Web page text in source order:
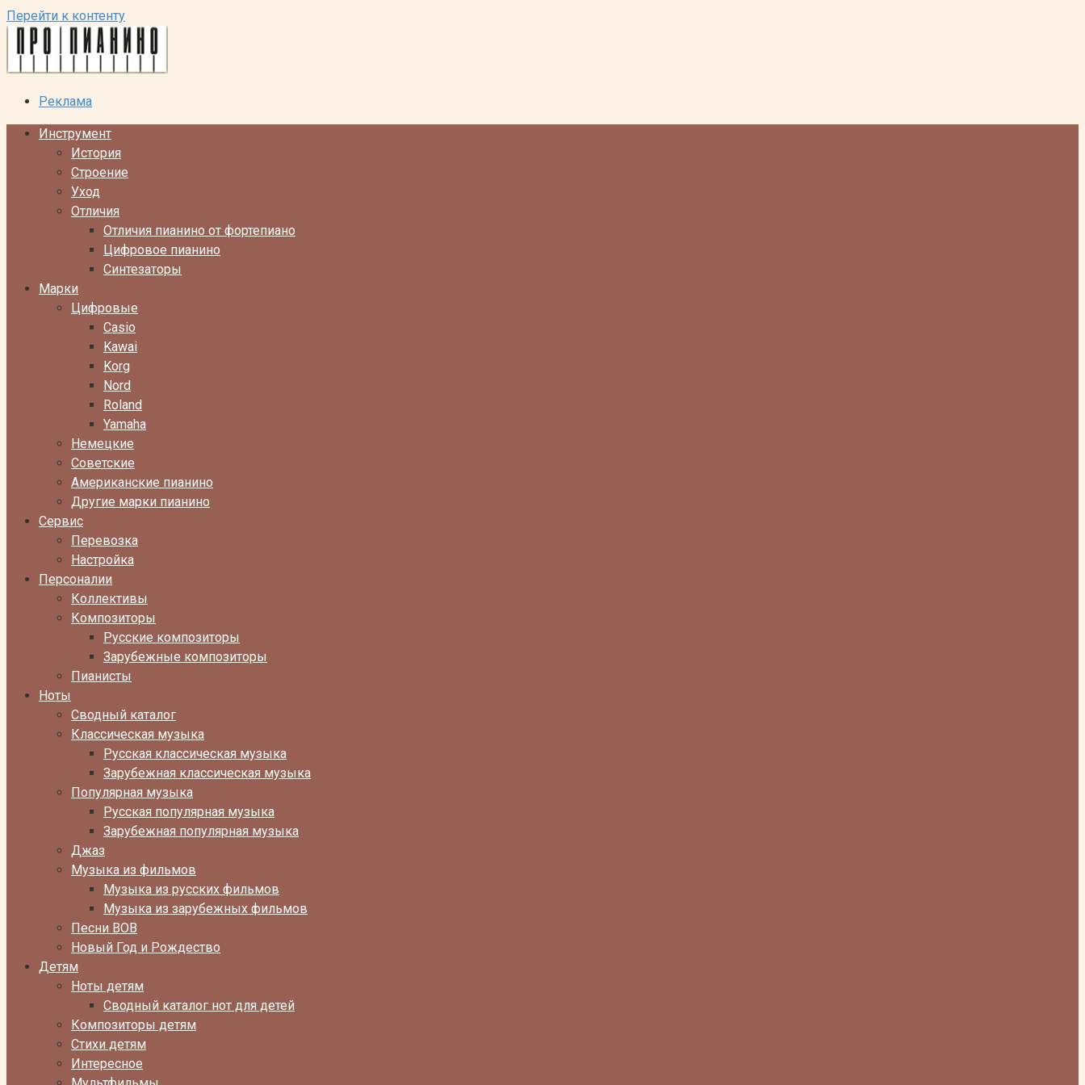
Перейти к контенту
Реклама
Инструмент
История
Строение
Уход
Отличия
Отличия пианино от фортепиано
Цифровое пианино
Синтезаторы
Марки
Цифровые
Casio
Kawai
Korg
Nord
Roland
Yamaha
Немецкие
Советские
Американские пианино
Другие марки пианино
Сервис
Перевозка
Настройка
Персоналии
Коллективы
Композиторы
Русские композиторы
Зарубежные композиторы
Пианисты
Ноты
Сводный каталог
Классическая музыка
Русская классическая музыка
Зарубежная классическая музыка
Популярная музыка
Русская популярная музыка
Зарубежная популярная музыка
Джаз
Музыка из фильмов
Музыка из русских фильмов
Музыка из зарубежных фильмов
Песни ВОВ
Новый Год и Рождество
Детям
Ноты детям
Сводный каталог нот для детей
Композиторы детям
Стихи детям
Интересное